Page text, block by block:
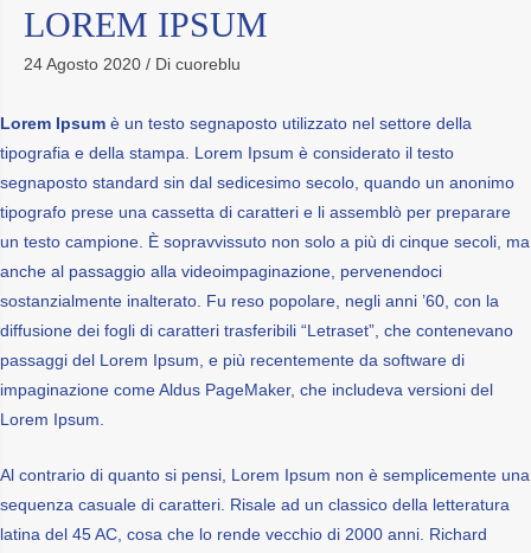
LOREM IPSUM
24 Agosto 2020 / Di cuoreblu
Lorem Ipsum è un testo segnaposto utilizzato nel settore della
tipografia e della stampa. Lorem Ipsum è considerato il testo
segnaposto standard sin dal sedicesimo secolo, quando un anonimo
tipografo prese una cassetta di caratteri e li assemblò per preparare
un testo campione. È sopravvissuto non solo a più di cinque secoli, ma
anche al passaggio alla videoimpaginazione, pervenendoci
sostanzialmente inalterato. Fu reso popolare, negli anni ’60, con la
diffusione dei fogli di caratteri trasferibili “Letraset”, che contenevano
passaggi del Lorem Ipsum, e più recentemente da software di
impaginazione come Aldus PageMaker, che includeva versioni del
Lorem Ipsum.
Al contrario di quanto si pensi, Lorem Ipsum non è semplicemente una
sequenza casuale di caratteri. Risale ad un classico della letteratura
latina del 45 AC, cosa che lo rende vecchio di 2000 anni. Richard